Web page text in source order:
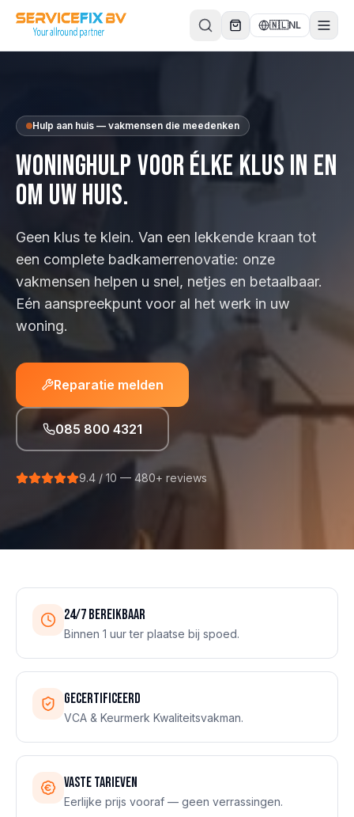
Direct naar inhoud
🇳🇱NL
Hulp aan huis — vakmensen die meedenken
Woninghulp voor élke klus in en
om uw huis.
Geen klus te klein. Van een lekkende kraan tot
een complete badkamerrenovatie: onze
vakmensen helpen u snel, netjes en betaalbaar.
Eén aanspreekpunt voor al het werk in uw
woning.
Reparatie melden
085 800 4321
9.4 / 10 — 480+ reviews
24/7 bereikbaar
Binnen 1 uur ter plaatse bij spoed.
Gecertificeerd
VCA & Keurmerk Kwaliteitsvakman.
Vaste tarieven
Eerlijke prijs vooraf — geen verrassingen.